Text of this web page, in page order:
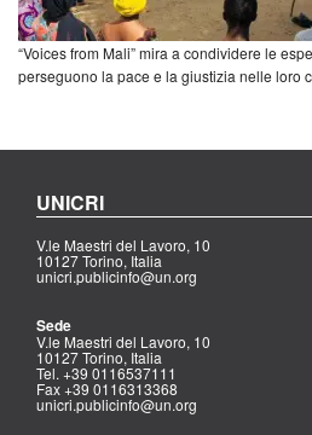
“Voices from Mali” mira a condividere le
perseguono la pace e la giustizia nelle loro
UNICRI
V.le Maestri del Lavoro, 10
10127 Torino, Italia
unicri.publicinfo@un.org
Sede
V.le Maestri del Lavoro, 10
10127 Torino, Italia
Tel. +39 0116537111
Fax +39 0116313368
unicri.publicinfo@un.org